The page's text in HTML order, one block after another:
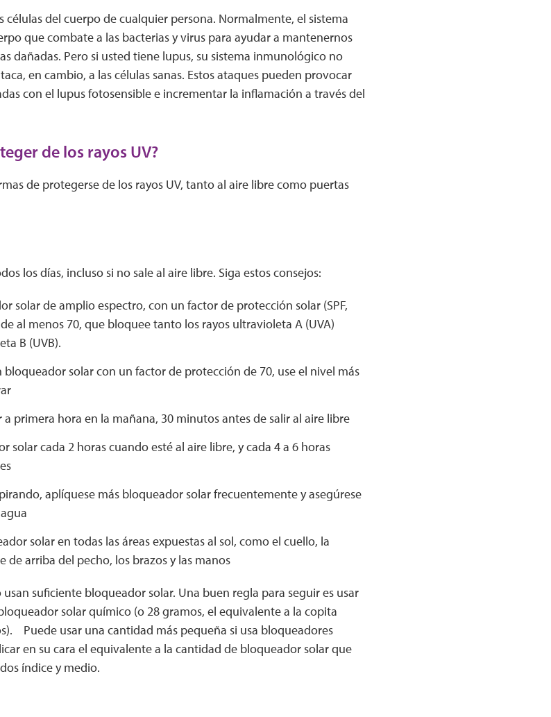
células del cuerpo de cualquier persona. Normalmente, el sistema
que combate a las bacterias y virus para ayudar a mantenernos
dañadas. Pero si usted tiene lupus, su sistema inmunológico no
en cambio, a las células sanas. Estos ataques pueden provocar
con el lupus fotosensible e incrementar la inflamación a través del
de los rayos UV?
de protegerse de los rayos UV, tanto al aire libre como puertas
los días, incluso si no sale al aire libre. Siga estos consejos:
solar de amplio espectro, con un factor de protección solar (SPF,
al menos 70, que bloquee tanto los rayos ultravioleta A (UVA)
B (UVB).
bloqueador solar con un factor de protección de 70, use el nivel más
primera hora en la mañana, 30 minutos antes de salir al aire libre
solar cada 2 horas cuando esté al aire libre, y cada 4 a 6 horas
aplíquese más bloqueador solar frecuentemente y asegúrese
solar en todas las áreas expuestas al sol, como el cuello, la
de arriba del pecho, los brazos y las manos
suficiente bloqueador solar. Una buen regla para seguir es usar
solar químico (o 28 gramos, el equivalente a la copita
Puede usar una cantidad más pequeña si usa bloqueadores
en su cara el equivalente a la cantidad de bloqueador solar que
índice y medio.